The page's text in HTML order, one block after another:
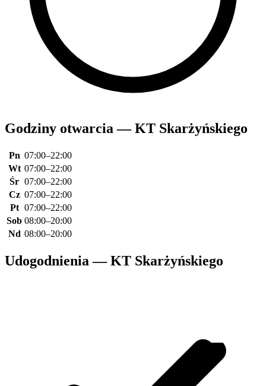
Godziny otwarcia — KT Skarżyńskiego
Pn 07:00–22:00
Wt 07:00–22:00
Śr 07:00–22:00
Cz 07:00–22:00
Pt 07:00–22:00
Sob 08:00–20:00
Nd 08:00–20:00
Udogodnienia — KT Skarżyńskiego